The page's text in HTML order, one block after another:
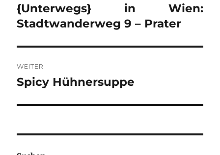
Vorheriger
Beitrag:
{Unterwegs} in Wien:
Stadtwanderweg 9 – Prater
WEITER
Nächster
Spicy Hühnersuppe